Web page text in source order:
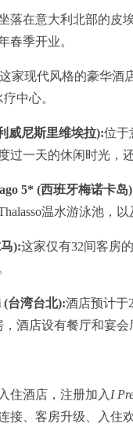
落在意大利北部的皮
春季开业。
这家现代风格的豪华酒
中心。
威尼斯里维埃拉):位于
过一天的休闲时光，
5* (西班牙梅诺卡岛
温水游泳池，
):这家仅有32间客房
(台湾台北):酒店预计于
酒店设有餐厅和宴会
住酒店，注册加入 I
接、客房升级、入住